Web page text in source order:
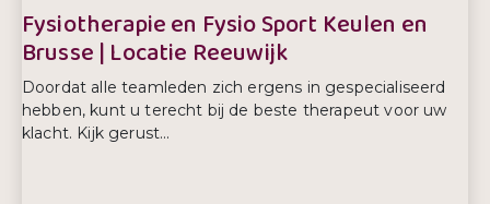
Fysiotherapie en Fysio Sport Keulen en
Brusse | Locatie Reeuwijk
Doordat alle teamleden zich ergens in gespecialiseerd
hebben, kunt u terecht bij de beste therapeut voor uw
klacht. Kijk gerust...